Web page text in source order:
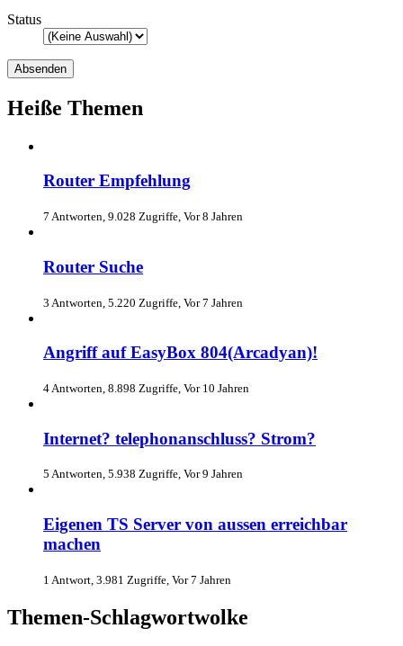
Status
Heiße Themen
Router Empfehlung
7 Antworten, 9.028 Zugriffe, Vor 8 Jahren
Router Suche
3 Antworten, 5.220 Zugriffe, Vor 7 Jahren
Angriff auf EasyBox 804(Arcadyan)!
4 Antworten, 8.898 Zugriffe, Vor 10 Jahren
Internet? telephonanschluss? Strom?
5 Antworten, 5.938 Zugriffe, Vor 9 Jahren
Eigenen TS Server von aussen erreichbar
machen
1 Antwort, 3.981 Zugriffe, Vor 7 Jahren
Themen-Schlagwortwolke